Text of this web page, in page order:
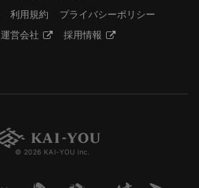
利用規約
プライバシーポリシー
運営会社 採用情報
© 2026 KAI-YOU inc.